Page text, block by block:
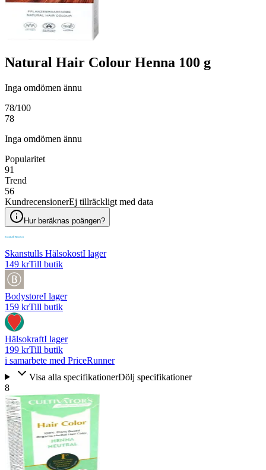
Natural Hair Colour Henna 100 g
Inga omdömen ännu
78/100
78
Inga omdömen ännu
Popularitet
91
Trend
56
KundrecensionerEj tillräckligt med data
Hur beräknas poängen?
Skanstulls HälsokostI lager
149 krTill butik
BodystoreI lager
159 krTill butik
HälsokraftI lager
199 krTill butik
i samarbete med PriceRunner
Visa alla specifikationerDölj specifikationer
8